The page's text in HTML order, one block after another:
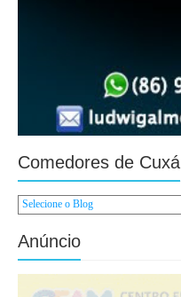
Comedores de Cuxá
Anúncio